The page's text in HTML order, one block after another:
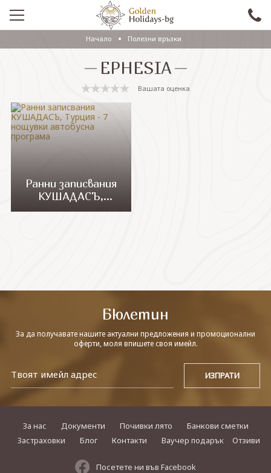
ПРОМО
EКСКУРЗИИ СЪС САМОЛЕТ
САМОЛЕТНИ ПОЧИВКИ
ЕКЗОТИКА
Начало Полезни връзки
EPHESIA
Вашата оценка
Ранни записвания
КУШАДАСЪ,
Турция - 7 нощувки
Бюлетин
За да получавате нашите актуални предложения и промоционални
оферти, моля впишете своя имейл.
За нас Документи Почивки лято
Банкови сметки
Застраховки
Блог Контакти Ваучер подарък Отзиви
Посетете ни във Facebook